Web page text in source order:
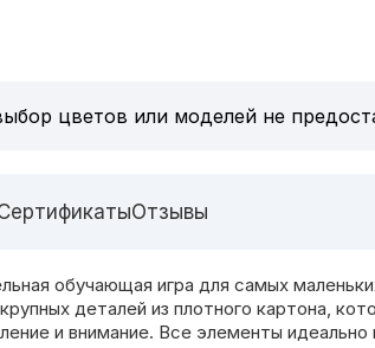
цветов или моделей не
Отзывы
обучающая игра для самых
деталей из плотного картона,
и внимание. Все элементы